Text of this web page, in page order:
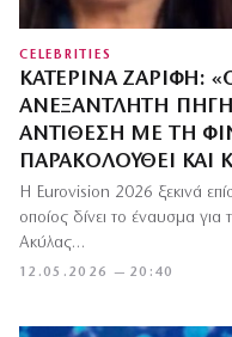
CELEBRITIES
ΚΑΤΕΡΊΝΑ ΖΑΡΊΦΗ:
ΑΝΕΞΆΝΤΛΗΤΗ ΠΗΓΉ
ΑΝΤΊΘΕΣΗ ΜΕ ΤΗ
ΠΑΡΑΚΟΛΟΥΘΕΊ ΚΑΙ
12.05.2026 — 20:40
Η Eurovision 2026 ξεκινά
οποίος δίνει το έναυσμα
Ακύλας…